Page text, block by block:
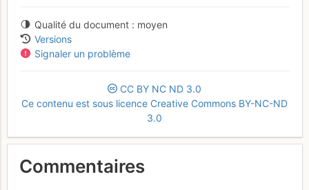
Qualité du document
moyen
Versions
Signaler un problème
CC BY NC ND 3.0
Ce contenu est sous licence Creative Commons BY-NC-ND
3.0
Commentaires